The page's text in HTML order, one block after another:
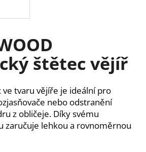
štětec vějíř
tvaru vějíře je ideální pro
nebo odstranění
z obličeje. Díky svému
zaručuje lehkou a rovnoměrnou